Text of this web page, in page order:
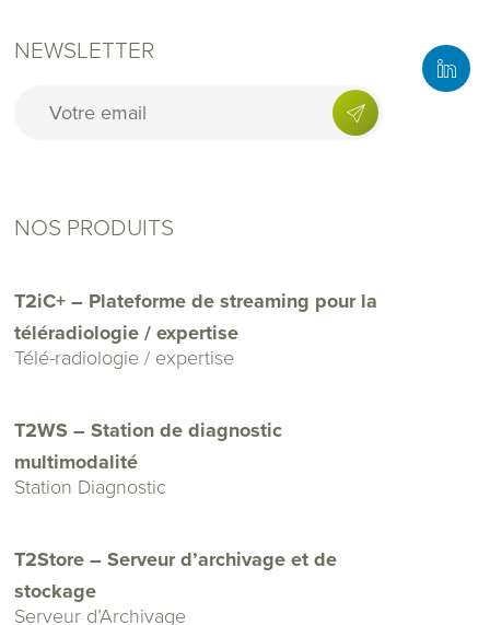
NEWSLETTER
NOS PRODUITS
T2iC+ – Plateforme de streaming pour la
téléradiologie / expertise
Télé-radiologie / expertise
T2WS – Station de diagnostic
multimodalité
Station Diagnostic
T2Store – Serveur d’archivage et de
stockage
Serveur d’Archivage